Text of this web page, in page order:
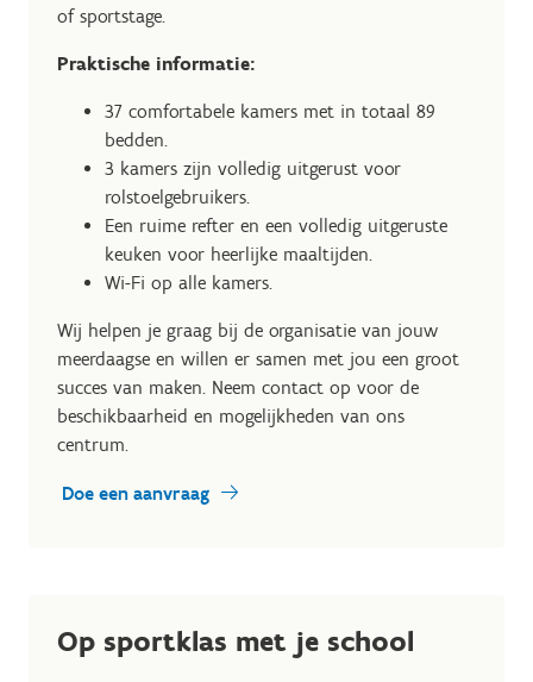
of sportstage.
Praktische informatie:
37 comfortabele kamers met in totaal 89
bedden.
3 kamers zijn volledig uitgerust voor
rolstoelgebruikers.
Een ruime refter en een volledig uitgeruste
keuken voor heerlijke maaltijden.
Wi-Fi op alle kamers.
Wij helpen je graag bij de organisatie van jouw
meerdaagse en willen er samen met jou een groot
succes van maken. Neem contact op voor de
beschikbaarheid en mogelijkheden van ons
centrum.
Doe een aanvraag
Op sportklas met je school